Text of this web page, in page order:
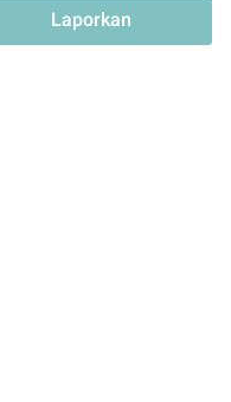
Laporkan